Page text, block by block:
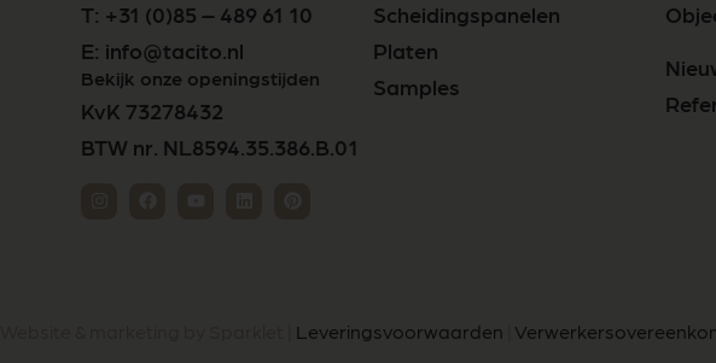
T: +31 (0)85 – 489 61 10
E: info@tacito.nl
Bekijk onze openingstijden
KvK 73278432
BTW nr. NL8594.35.386.B.01
Scheidingspanelen
Platen
Samples
Leveringsvoorwaarden